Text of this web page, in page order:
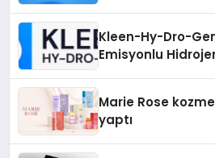
Kleen-Hy-Dro-
Emisyonlu
Marie Rose
yaptı